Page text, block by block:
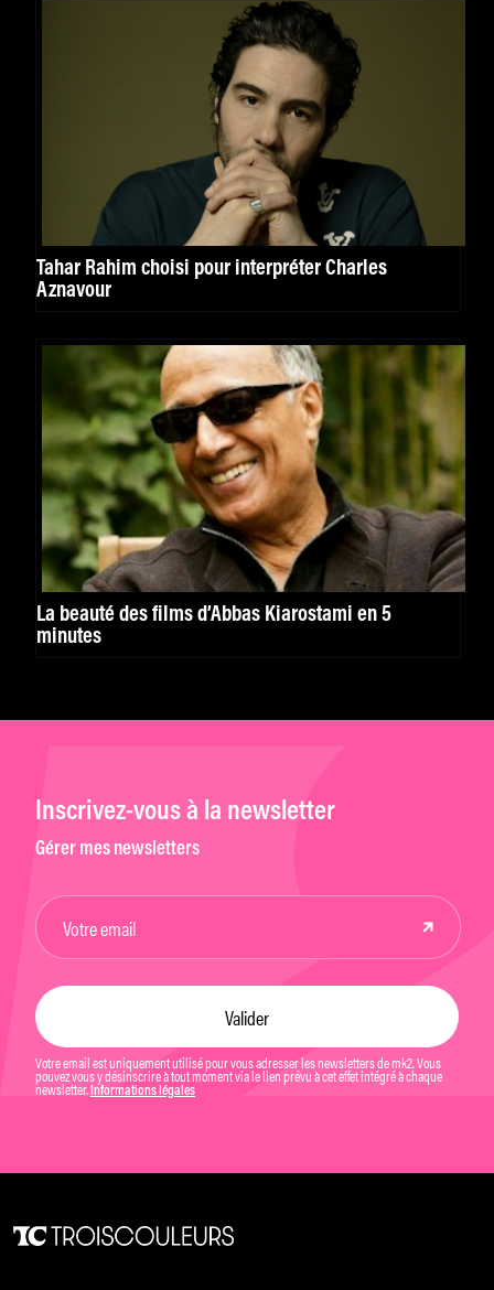
Tahar Rahim choisi pour interpréter Charles
Aznavour
La beauté des films d’Abbas Kiarostami en 5
minutes
Inscrivez-vous à la newsletter
Gérer mes newsletters
Votre email est uniquement utilisé pour vous adresser les newsletters de mk2. Vous
pouvez vous y désinscrire à tout moment via le lien prévu à cet effet intégré à chaque
newsletter. Informations légales